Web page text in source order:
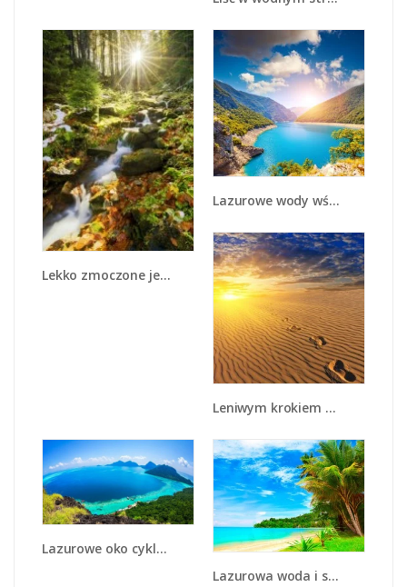
Lekko zmoczone jesienne liście - KN1100
Lazurowe wody wśród gór - KN1247A
Leniwym krokiem w stronę słońca - KN843
Lazurowe oko cyklopa - KN1162A
Lazurowa woda i seledyn - KN908